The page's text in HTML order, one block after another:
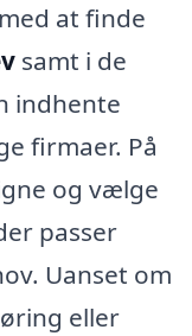
at finde
samt i de
indhente
firmaer. På
og vælge
passer
Uanset om
eller